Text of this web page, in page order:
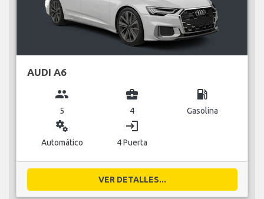
AUDI A6
group
5
business_center
4
local_gas_station
Gasolina
miscellaneous_services
Automático
login
4 Puerta
VER DETALLES...